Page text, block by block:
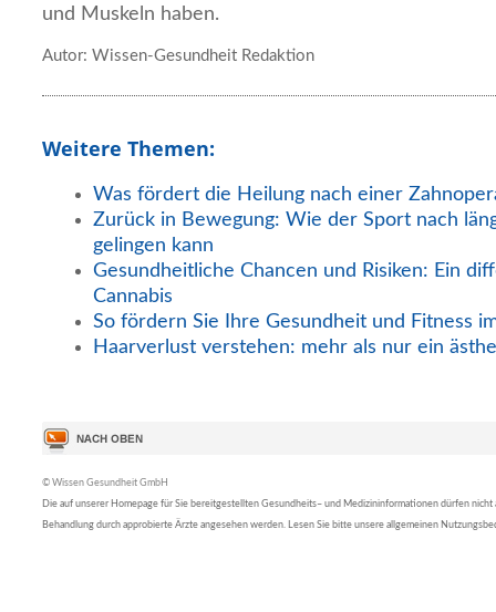
und Muskeln haben.
Autor: Wissen-Gesundheit Redaktion
Weitere Themen:
Was fördert die Heilung nach einer
Zurück in Bewegung: Wie der Sport nach
gelingen kann
Gesundheitliche Chancen und Risiken: Ein
Cannabis
So fördern Sie Ihre Gesundheit und Fitness
Haarverlust verstehen: mehr als nur ein
© Wissen Gesundheit GmbH
Die auf unserer Homepage für Sie bereitgestellten Gesundheits– und Medizininformationen dürfen nicht
Behandlung durch approbierte Ärzte angesehen werden. Lesen Sie bitte unsere allgemeinen